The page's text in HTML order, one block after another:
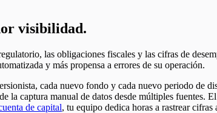
visibilidad.
las obligaciones fiscales y las cifras de
y más propensa a errores de su operación.
cada nuevo fondo y cada nuevo periodo de
la captura manual de datos desde múltiples fuentes.
de capital, tu equipo dedica horas a rastrear cifras